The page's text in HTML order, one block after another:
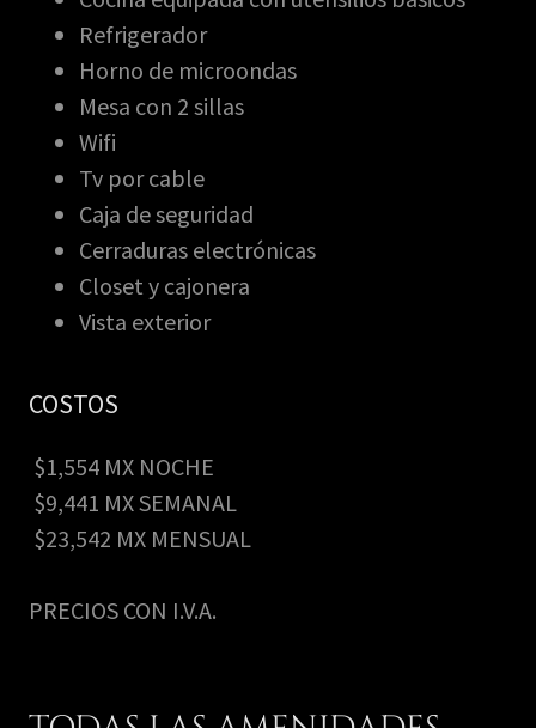
Refrigerador
Horno de microondas
Mesa con 2 sillas
Wifi
Tv por cable
Caja de seguridad
Cerraduras electrónicas
Closet y cajonera
Vista exterior
COSTOS
$1,554 MX NOCHE
$9,441 MX SEMANAL
$23,542 MX MENSUAL
PRECIOS CON I.V.A.